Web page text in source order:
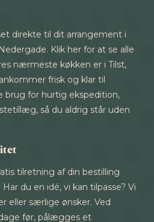
direkte til dit arrangement i
Klik her for at se alle
nærmeste køkken er i Tilst,
frisk og klar til
brug for hurtig ekspedition,
så du aldrig står uden
tilretning af din bestilling
du en idé, vi kan tilpasse? Vi
eller særlige ønsker. Ved
før, pålægges et